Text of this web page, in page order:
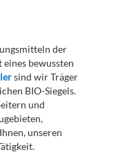
der
bewussten
sind wir Träger
BIO-Siegels.
und
unseren